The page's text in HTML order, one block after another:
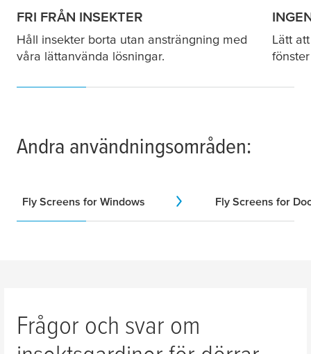
FRI FRÅN INSEKTER
Håll insekter borta utan ansträngning med
våra lättanvända lösningar.
Lätt
Andra användningsområden:
Fly Screens for Windows Fly Screens for
Frågor och svar om